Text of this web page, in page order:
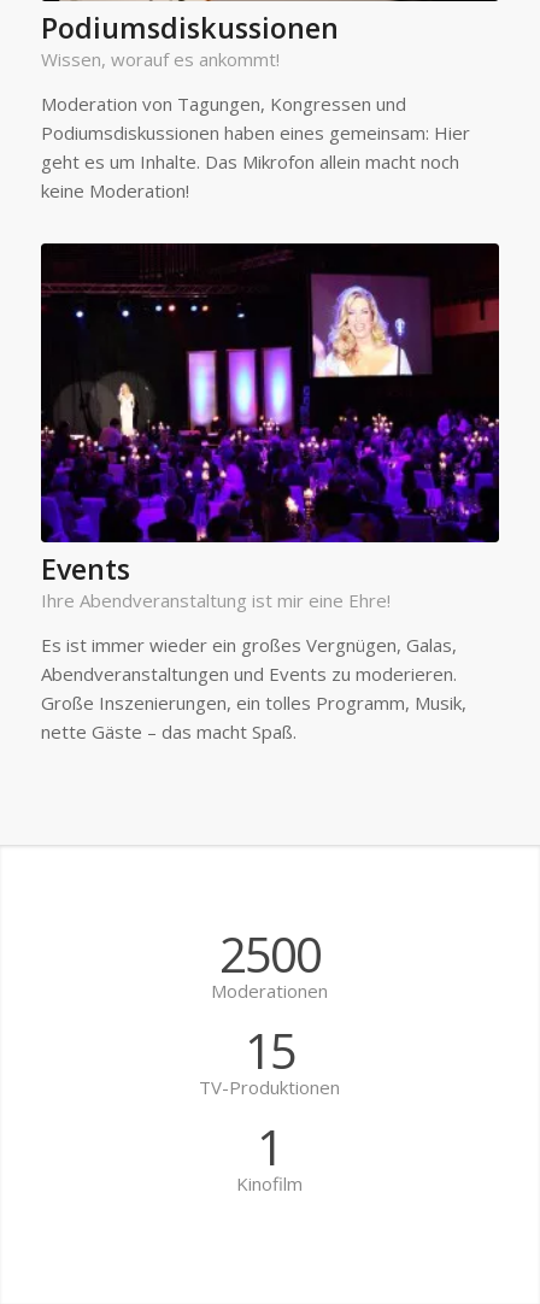
Podiumsdiskussionen
Wissen, worauf es ankommt!
Moderation von Tagungen, Kongressen und
Podiumsdiskussionen haben eines gemeinsam: Hier
geht es um Inhalte. Das Mikrofon allein macht noch
keine Moderation!
Events
Ihre Abendveranstaltung ist mir eine Ehre!
Es ist immer wieder ein großes Vergnügen, Galas,
Abendveranstaltungen und Events zu moderieren.
Große Inszenierungen, ein tolles Programm, Musik,
nette Gäste – das macht Spaß.
2500
Moderationen
15
TV-Produktionen
1
Kinofilm